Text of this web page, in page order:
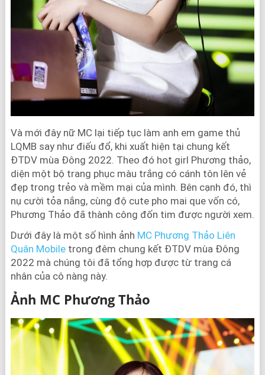
Và mới đây nữ MC lại tiếp tục làm anh em game thủ
LQMB say như điếu đổ, khi xuất hiện tại chung kết
ĐTDV mùa Đông 2022. Theo đó hot girl Phương thảo,
diện một bộ trang phục màu trắng có cánh tôn lên vẻ
đẹp trong trẻo và mềm mại của mình. Bên cạnh đó, thì
nụ cười tỏa nắng, cùng độ cute pho mai que vốn có,
Phương Thảo đã thành công đốn tim được người xem.
Dưới đây là một số hình ảnh MC Phương Thảo Liên
Quân Mobiletrong đêm chung kết ĐTDV mùa Đông
2022 mà chúng tôi đã tổng hợp được từ trang cá
nhân của cô nàng này.
Ảnh MC Phương Thảo